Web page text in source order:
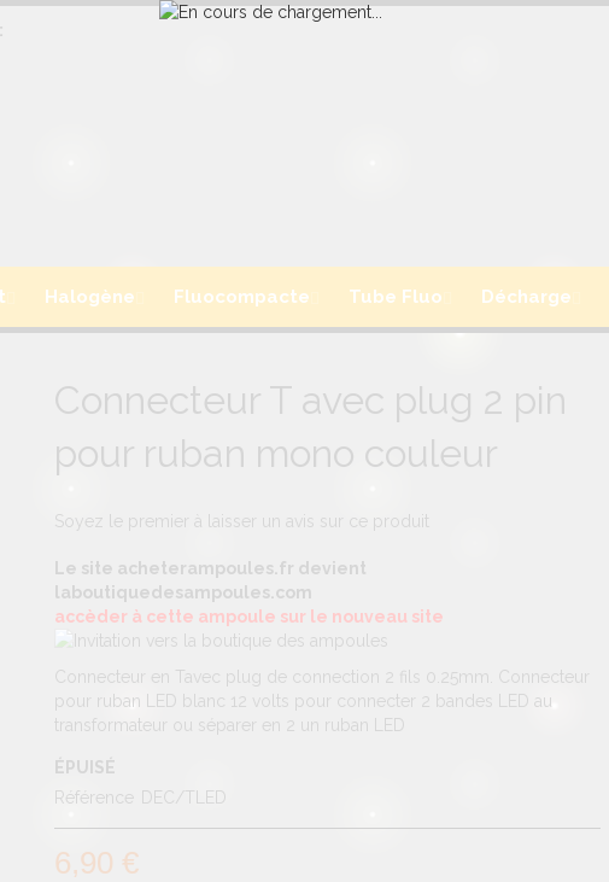
Halogène Fluocompacte Tube Fluo Décharge
Connecteur T avec plug 2 pin
pour ruban mono couleur
Soyez le premier à laisser un avis sur ce produit
Le site acheterampoules.fr devient
laboutiquedesampoules.com
accèder à cette ampoule sur le nouveau site
Connecteur en Tavec plug de connection 2 fils 0.25mm. Connecteur
pour ruban LED blanc 12 volts pour connecter 2 bandes LED au
transformateur ou séparer en 2 un ruban LED
ÉPUISÉ
Référence DEC/TLED
6,90 €